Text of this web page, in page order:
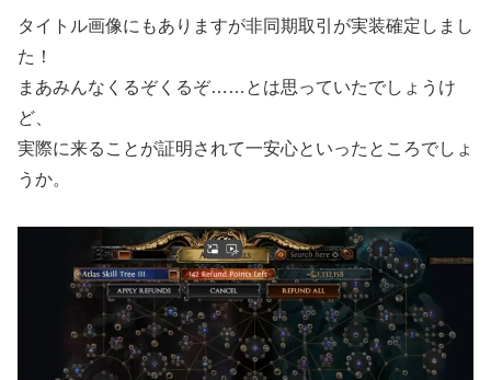
タイトル画像にもありますが非同期取引が実装確定しまし
た！
まあみんなくるぞくるぞ……とは思っていたでしょうけ
ど、
実際に来ることが証明されて一安心といったところでしょ
うか。